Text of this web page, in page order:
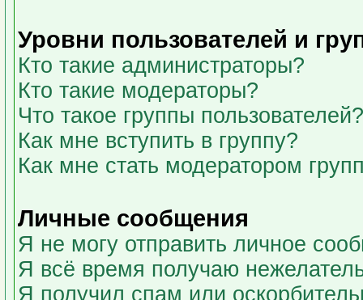
Уровни пользователей и
Кто такие администраторы?
Кто такие модераторы?
Что такое группы пользователей?
Как мне вступить в группу?
Как мне стать модератором
Личные сообщения
Я не могу отправить личное
Я всё время получаю
Я получил спам или